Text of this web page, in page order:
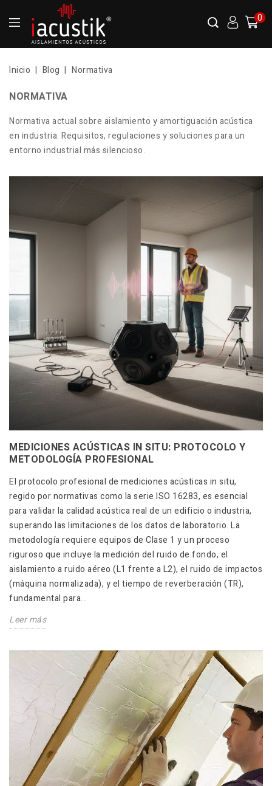
0
Inicio Blog Normativa
NORMATIVA
Normativa actual sobre aislamiento y amortiguación acústica
en industria. Requisitos, regulaciones y soluciones para un
entorno industrial más silencioso.
MEDICIONES ACÚSTICAS IN SITU: PROTOCOLO Y
METODOLOGÍA PROFESIONAL
El protocolo profesional de mediciones acústicas in situ,
regido por normativas como la serie ISO 16283, es esencial
para validar la calidad acústica real de un edificio o industria,
superando las limitaciones de los datos de laboratorio. La
metodología requiere equipos de Clase 1 y un proceso
riguroso que incluye la medición del ruido de fondo, el
aislamiento a ruido aéreo (L1 frente a L2), el ruido de impactos
(máquina normalizada), y el tiempo de reverberación (TR),
fundamental para...
Leer más